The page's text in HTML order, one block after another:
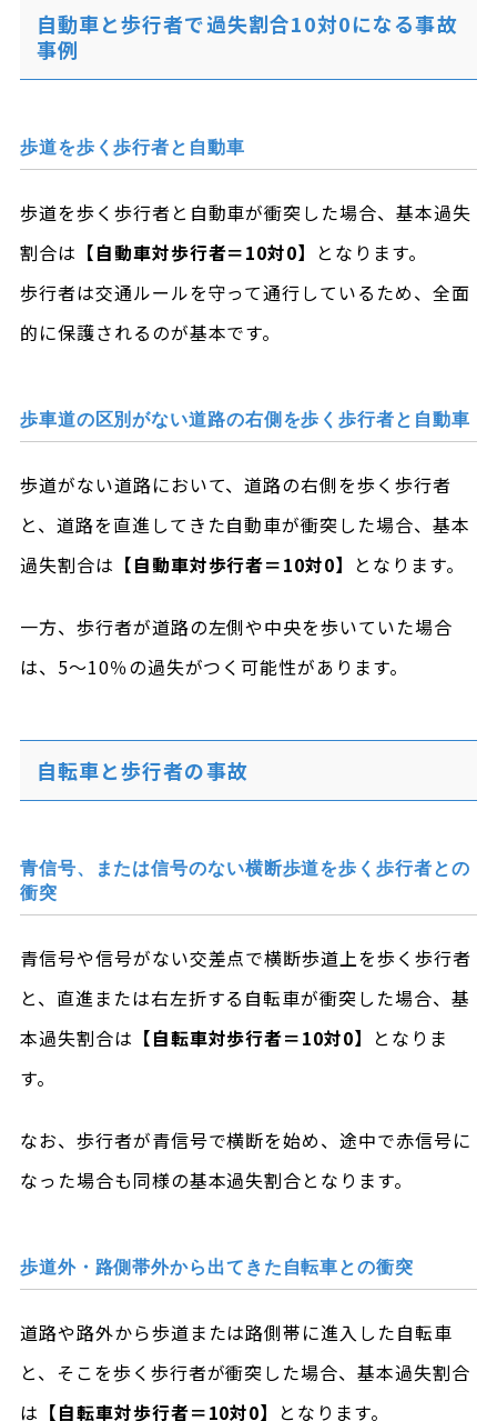
自動車と歩行者で過失割合10対0になる事故
事例
歩道を歩く歩行者と自動車
歩道を歩く歩行者と自動車が衝突した場合、基本過失
割合は 【自動車対歩行者＝10対0】 となります。
歩行者は交通ルールを守って通行しているため、全面
的に保護されるのが基本です。
歩車道の区別がない道路の右側を歩く歩行者と自動車
歩道がない道路において、道路の右側を歩く歩行者
と、道路を直進してきた自動車が衝突した場合、基本
過失割合は 【自動車対歩行者＝10対0】 となります。
一方、歩行者が道路の左側や中央を歩いていた場合
は、5～10％の過失がつく可能性があります。
自転車と歩行者の事故
青信号、または信号のない横断歩道を歩く歩行者との
衝突
青信号や信号がない交差点で横断歩道上を歩く歩行者
と、直進または右左折する自転車が衝突した場合、基
本過失割合は 【自転車対歩行者＝10対0】 となりま
す。
なお、歩行者が青信号で横断を始め、途中で赤信号に
なった場合も同様の基本過失割合となります。
歩道外・路側帯外から出てきた自転車との衝突
道路や路外から歩道または路側帯に進入した自転車
と、そこを歩く歩行者が衝突した場合、基本過失割合
は 【自転車対歩行者＝10対0】 となります。